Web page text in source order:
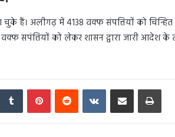
हैं। अलीगढ़ में 4138 वक्फ संपत्तियों को
सपंत्तियों को लेकर शासन द्वारा जारी आदेश के
Tumblr PinterestReddit VKontakteShare via Email Print